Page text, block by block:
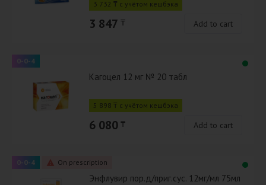
3 732 ₸ с учётом кешбэка
3 847 ₸ Add to cart
0-0-4
Кагоцел 12 мг № 20 табл
5 898 ₸ с учётом кешбэка
6 080 ₸ Add to cart
0-0-4 On prescription
Энфлувир пор.д/приг.сус. 12мг/мл 75мл